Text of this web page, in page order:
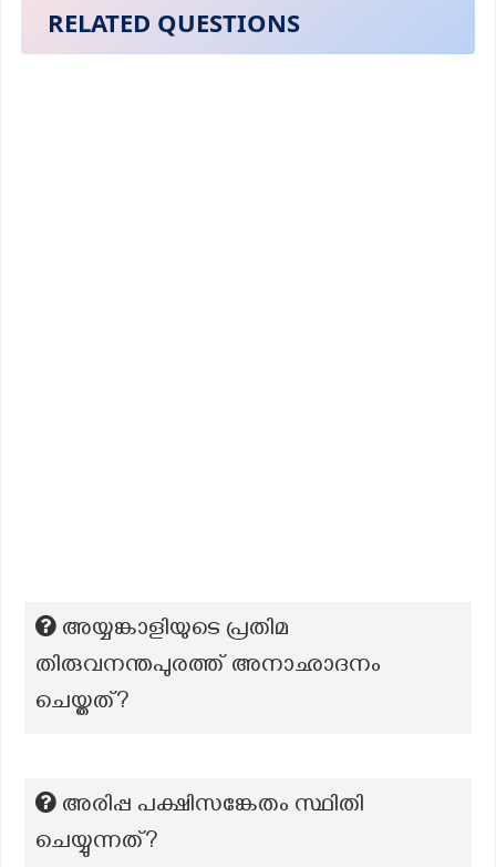
RELATED QUESTIONS
അയ്യങ്കാളിയുടെ പ്രതിമ
തിരുവനന്തപുരത്ത് അനാഛാദനം
ചെയ്തത്?
അരിപ്പ പക്ഷിസങ്കേതം സ്ഥിതി
ചെയ്യുന്നത്?